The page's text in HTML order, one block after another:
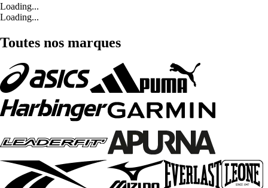
Loading...
Loading...
Toutes nos marques